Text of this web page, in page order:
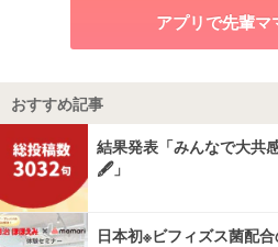
アプリで先輩マ
おすすめ記事
結果発表「みんなで大共
🖋️」
日本初※ビフィズス菌配